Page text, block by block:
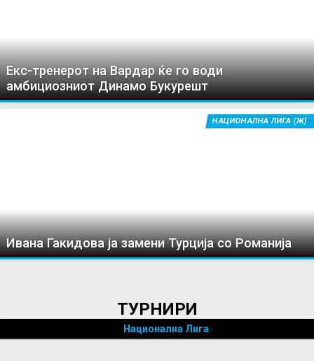
Екс-тренерот на Вардар ќе го води
амбициозниот Динамо Букурешт
Ивана Гакидова ја замени Турција со Романија
НАЦИОНАЛНА ЛИГА (Ж)
ТУРНИРИ
Национална Лига